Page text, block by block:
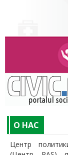
O НАС
Центр